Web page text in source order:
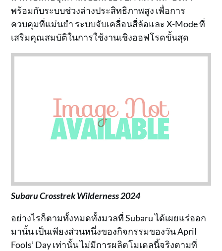
พร้อมกับระบบช่วงล่างประสิทธิภาพสูง เพื่อการ
ควบคุมที่แม่นยำ ระบบจับเคลื่อนสี่ล้อและ X-Mode ที่
เสริมคุณสมบัติในการใช้งานเชิงออฟโรดขั้นสุด
Subaru Crosstrek Wilderness 2024
อย่างไรก็ตามทั้งหมดทั้งมวลที่ Subaru ได้เผยแร่ออก
มานั้น เป็นเพียงส่วนหนึ่งของกิจกรรมของวัน April
Fools’ Day เท่านั้น ไม่มีการผลิตโมเดลนี้จริงตามที่